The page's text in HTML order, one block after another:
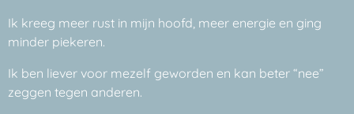
Ik kreeg meer rust in mijn hoofd, meer energie en ging
minder piekeren.
Ik ben liever voor mezelf geworden en kan beter “nee”
zeggen tegen anderen.